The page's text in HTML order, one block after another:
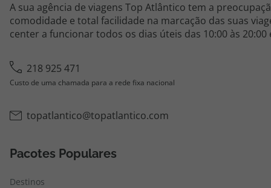
A sua agência de viagens Top Atlântico tem a
comodidade e total facilidade na marcação das suas
center a funcionar todos os dias úteis das 10:00 às 20:00
218 925 471
Custo de uma chamada para a rede fixa nacional
topatlantico@topatlantico.com
Pacotes Populares
Destinos